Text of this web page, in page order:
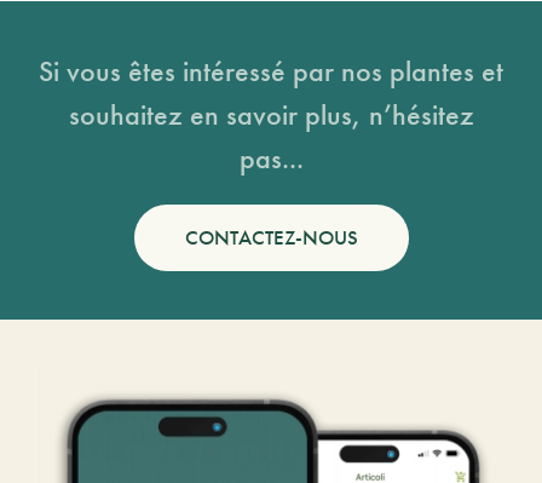
Si vous êtes intéressé par nos plantes et
souhaitez en savoir plus, n’hésitez
pas...
CONTACTEZ-NOUS